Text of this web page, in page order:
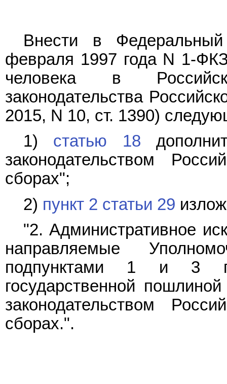
Внести в
февраля 1997 года N 1-
человека в
законодательства
2015, N 10, ст. 1390)
1) статью 18
законодательством
сборах";
2) пункт 2 статьи 29
"2. Административное
направляемые
подпунктами 1 и 3
государственной
законодательством
сборах.".